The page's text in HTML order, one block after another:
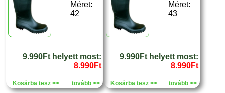
Méret:
42
9.990Ft helyett most:
8.990Ft
Kosárba tesz >> tovább >>
Méret:
43
9.990Ft helyett most:
8.990Ft
Kosárba tesz >> tovább >>